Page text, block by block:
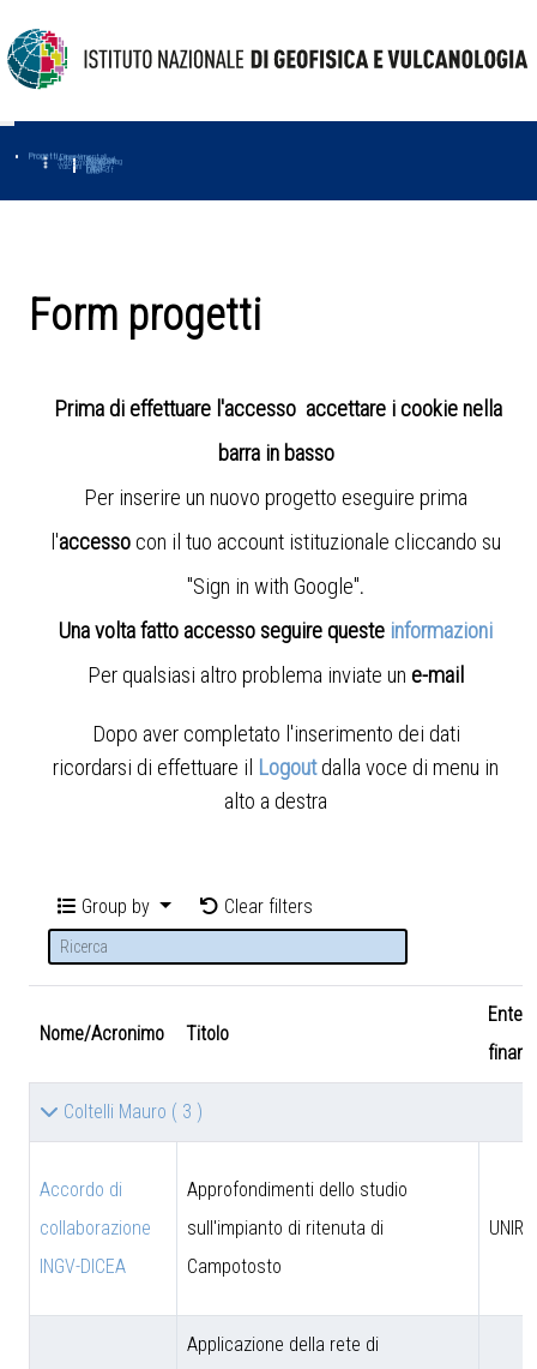
Progetti
Progetti Dipartimentali
AmbienteAmused
Macmap
Tropomag
TerremotiFurther
Muse
Vulcani First
Impact
Love-cf
Uno
Form progetti
Prima di effettuare l'accesso accettare i cookie nella
barra in basso
Per inserire un nuovo progetto eseguire prima
l'accesso con il tuo account istituzionale cliccando su
"Sign in with Google".
Una volta fatto accesso seguire queste informazioni
Per qualsiasi altro problema inviate un e-mail
Dopo aver completato l'inserimento dei dati
ricordarsi di effettuare il Logout dalla voce di menu in
alto a destra
Group by Clear filters
Nome/Acronimo Titolo
Ente
Coltelli Mauro ( 3 )
Accordo di
collaborazione
INGV-DICEA
Approfondimenti dello studio
sull'impianto di ritenuta di
Campotosto
Applicazione della rete di